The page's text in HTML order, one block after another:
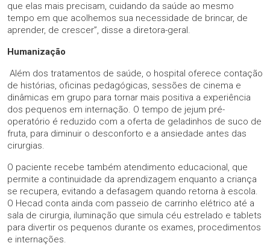
que elas mais precisam, cuidando da saúde ao mesmo
tempo em que acolhemos sua necessidade de brincar, de
aprender, de crescer”, disse a diretora-geral.
Humanização
Além dos tratamentos de saúde, o hospital oferece contação
de histórias, oficinas pedagógicas, sessões de cinema e
dinâmicas em grupo para tornar mais positiva a experiência
dos pequenos em internação. O tempo de jejum pré-
operatório é reduzido com a oferta de geladinhos de suco de
fruta, para diminuir o desconforto e a ansiedade antes das
cirurgias.
O paciente recebe também atendimento educacional, que
permite a continuidade da aprendizagem enquanto a criança
se recupera, evitando a defasagem quando retorna à escola.
O Hecad conta ainda com passeio de carrinho elétrico até a
sala de cirurgia, iluminação que simula céu estrelado e tablets
para divertir os pequenos durante os exames, procedimentos
e internações.